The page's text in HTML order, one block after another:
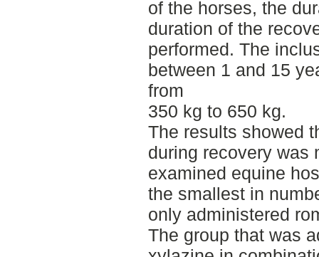
of the horses, the
duration of the
performed. The
between 1 and 15
from
350 kg to 650 kg.
The results showed
during recovery was
examined equine
the smallest in
only administered
The group that was